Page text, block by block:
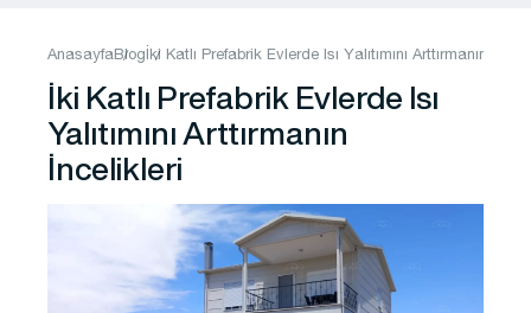
AnasayfaBlogİki Katlı Prefabrik Evlerde Isı Yalıtımını Arttırmanın
İki Katlı Prefabrik Evlerde Isı
Yalıtımını Arttırmanın
İncelikleri